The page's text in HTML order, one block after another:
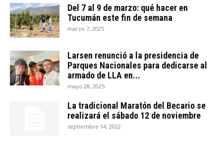
Del 7 al 9 de marzo: qué hacer en
Tucumán este fin de semana
marzo 7, 2025
Larsen renunció a la presidencia de
Parques Nacionales para dedicarse al
armado de LLA en...
mayo 28, 2025
La tradicional Maratón del Becario se
realizará el sábado 12 de noviembre
septiembre 14, 2022